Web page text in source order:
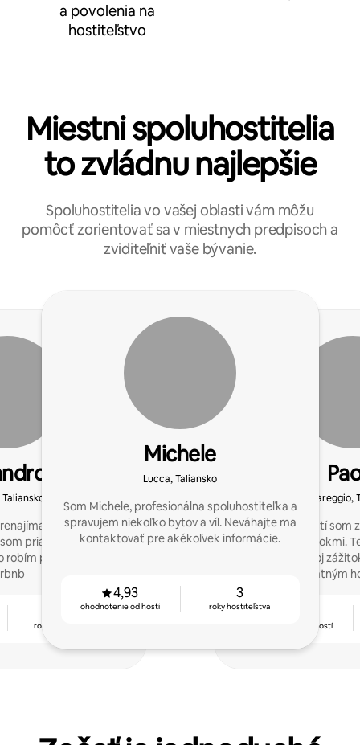
a povolenia na
hostiteľstvo
Miestni spoluhostitelia
to zvládnu najlepšie
Spoluhostitelia vo vašej oblasti vám môžu
pomôcť zorientovať sa v miestnych predpisoch a
zviditeľniť vaše bývanie.
náš domov
som priateľom zverejniť
pre priateľov z
rokov hostiteľstva
Michele
Lucca, Taliansko
Som Michele, profesionálna spoluhostiteľka a
spravujem niekoľko bytov a víl. Neváhajte ma
kontaktovať pre akékoľvek informácie.
4,93
ohodnotenie od hostí
3
roky hostiteľstva
Viareggio,
Izba pre hostí som
niekoľkými rokmi.
sprístupniť svoj
ostatným
ohodnotenie od hostí